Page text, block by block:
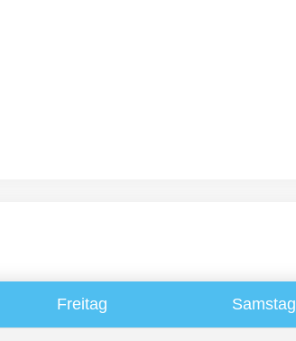
Freitag Samstag